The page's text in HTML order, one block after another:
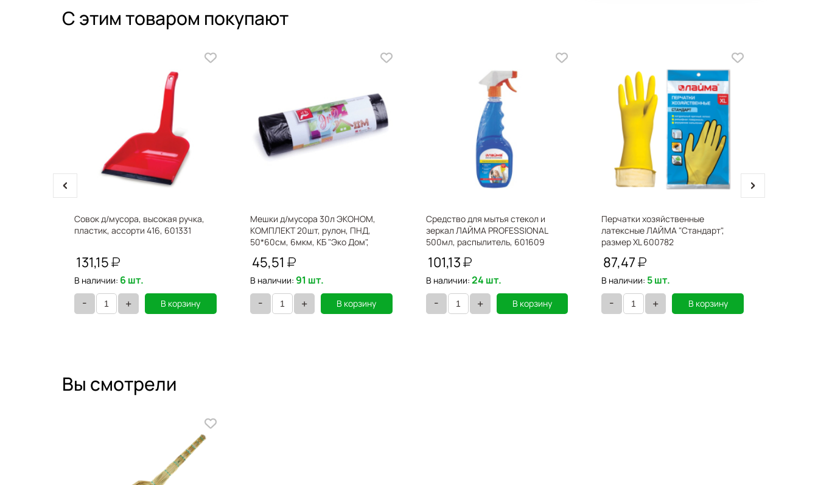
С этим товаром покупают
Совок д/мусора, высокая ручка,
пластик, ассорти 416, 601331
131,15
В наличии: 6 шт.
- + В корзину
Мешки д/мусора 30л ЭКОНОМ,
КОМПЛЕКТ 20шт, рулон, ПНД,
50*60см, 6мкм, КБ "Эко Дом",
45,51
В наличии: 91 шт.
- + В корзину
Средство для мытья стекол и
зеркал ЛАЙМА PROFESSIONAL
500мл, распылитель, 601609
101,13
В наличии: 24 шт.
- + В корзину
Перчатки хозяйственные
латексные ЛАЙМА "Стандарт",
размер ХL 600782
87,47
В наличии: 5 шт.
- + В корзину
prev next
Вы смотрели